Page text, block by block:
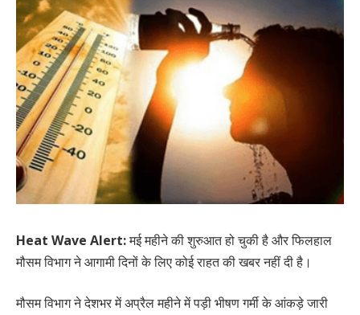
Heat Wave Alert:मई महीने की शुरुआत हो चुकी है और फिलहाल
मौसम विभाग ने आगामी दिनों के लिए कोई राहत की खबर नहीं दी है।
मौसम विभाग ने देशभर में अप्रैल महीने में पड़ी भीषण गर्मी के आंकड़े जारी